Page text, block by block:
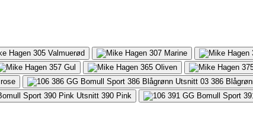
305 Valmuerød 307 Marine
357 Gul 365 Oliven
386
390 Pink